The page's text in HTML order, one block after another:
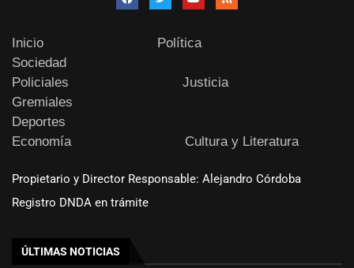
Inicio
Política
Sociedad
Policiales
Justicia
Gremiales
Deportes
Economía
Cultura y Literatura
Propietario y Director Responsable: Alejandro Córdoba
Registro DNDA en trámite
ÚLTIMAS NOTICIAS